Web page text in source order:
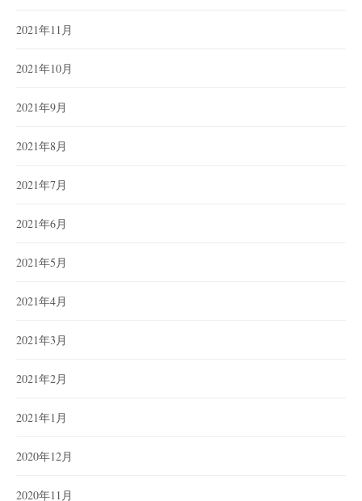
2021年11月
2021年10月
2021年9月
2021年8月
2021年7月
2021年6月
2021年5月
2021年4月
2021年3月
2021年2月
2021年1月
2020年12月
2020年11月